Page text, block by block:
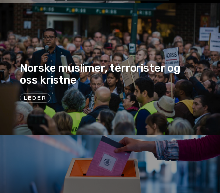
LEDER
Norske muslimer, terrorister og
oss kristne